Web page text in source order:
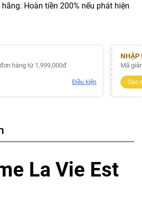
Hoàn tiền 200% nếu phát hiện
hàng từ 1,999,000đ
Điều kiện
NHẬP
Mã
Sao
La Vie Est